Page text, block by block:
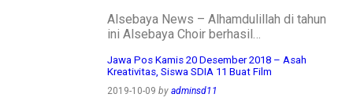
Alsebaya News – Alhamdulillah di tahun
ini Alsebaya Choir berhasil…
Jawa Pos Kamis 20 Desember 2018 – Asah
Kreativitas, Siswa SDIA 11 Buat Film
2019-10-09 by adminsd11